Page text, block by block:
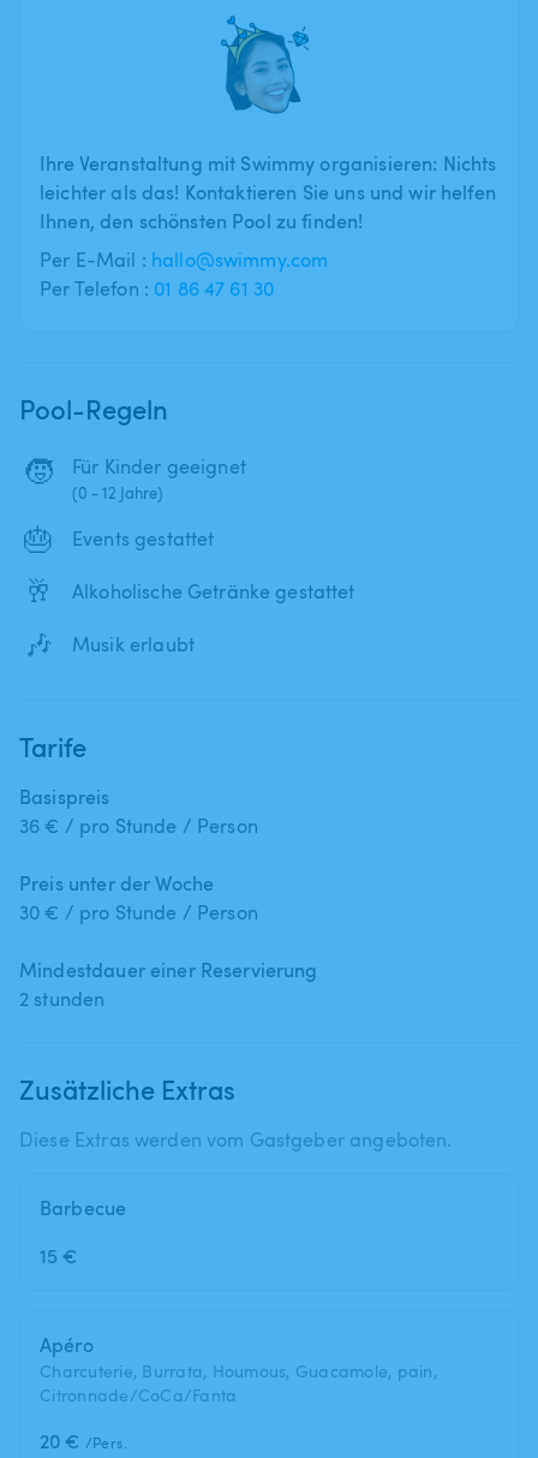
Ihre Veranstaltung mit Swimmy organisieren: Nichts
leichter als das! Kontaktieren Sie uns und wir helfen
Ihnen, den schönsten Pool zu finden!
Per E-Mail : hallo@swimmy.com
Per Telefon : 01 86 47 61 30
Pool-Regeln
🧒 Für Kinder geeignet
(0 - 12 Jahre)
🎂 Events gestattet
🥂 Alkoholische Getränke gestattet
🎶 Musik erlaubt
Tarife
Basispreis
36 € / pro Stunde / Person
Preis unter der Woche
30 € / pro Stunde / Person
Mindestdauer einer Reservierung
2 stunden
Zusätzliche Extras
Diese Extras werden vom Gastgeber angeboten.
Barbecue
15 €
Apéro
Charcuterie, Burrata, Houmous, Guacamole, pain,
Citronnade/CoCa/Fanta
20 € /Pers.